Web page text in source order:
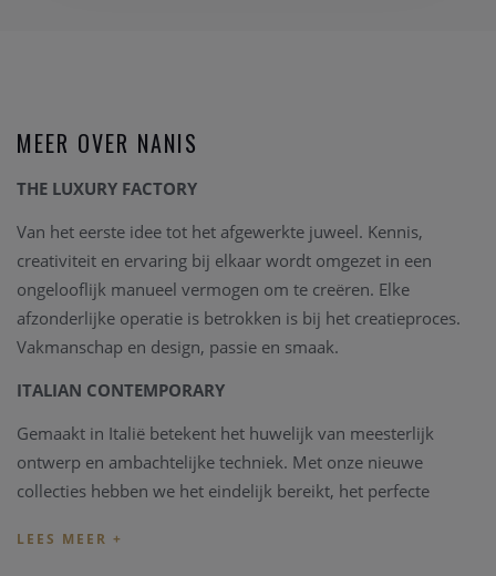
MEER OVER NANIS
THE LUXURY FACTORY
Van het eerste idee tot het afgewerkte juweel. Kennis,
creativiteit en ervaring bij elkaar wordt omgezet in een
ongelooflijk manueel vermogen om te creëren. Elke
afzonderlijke operatie is betrokken is bij het creatieproces.
Vakmanschap en design, passie en smaak.
ITALIAN CONTEMPORARY
Gemaakt in Italië betekent het huwelijk van meesterlijk
ontwerp en ambachtelijke techniek. Met onze nieuwe
collecties hebben we het eindelijk bereikt, het perfecte
aanraking aan de klassieke kenmerken van het